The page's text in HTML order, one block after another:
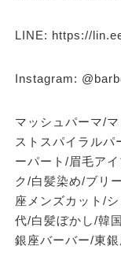
LINE: https://
Instagram:
マッシュパーマ/
ストスパイラルパ
ーパート/眉毛ア
ク/白髪染め/ブリ
座メンズカット/
代/白髪ぼかし/韓
銀座バーバー/東